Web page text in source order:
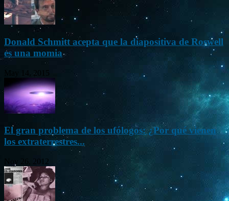
Donald Schmitt acepta que la diapositiva de Roswell
es una momia
May 14, 2015
El gran problema de los ufólogos: ¿Por qué vienen
los extraterrestres...
Nov 26, 2012